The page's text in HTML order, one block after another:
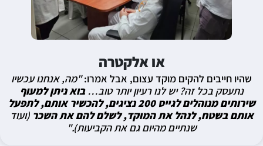
או אלקטרה
שהיו חייבים להקים מוקד עצום, אבל אמרו:"מה, אנחנו עכשיו
נתעסק בכל זה? יש לנו רעיון יותר טוב…בוא ניתן למעוף
שירותים מנוהלים לגייס 200 נציגים, להכשיר אותם, לתפעל
אותם בשטח, לנהל את המוקד, לשלם להם את השכר(ועוד
שנתיים מהיום גם את הקביעות)."